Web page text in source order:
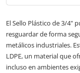
El Sello Plástico de 3/4"
resguardar de forma
metálicos industriales.
LDPE, un material que
incluso en ambientes